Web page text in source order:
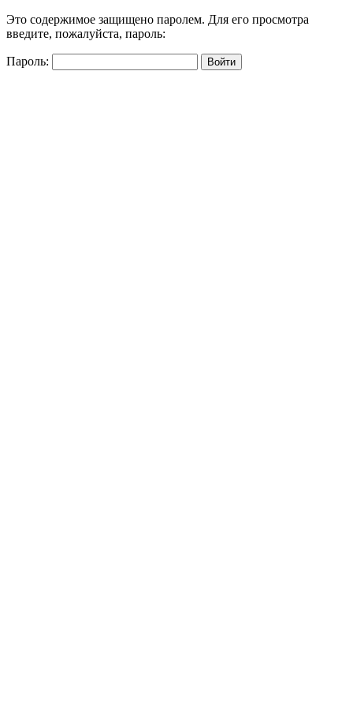
Это содержимое защищено паролем. Для его просмотра
введите, пожалуйста, пароль:
Пароль: